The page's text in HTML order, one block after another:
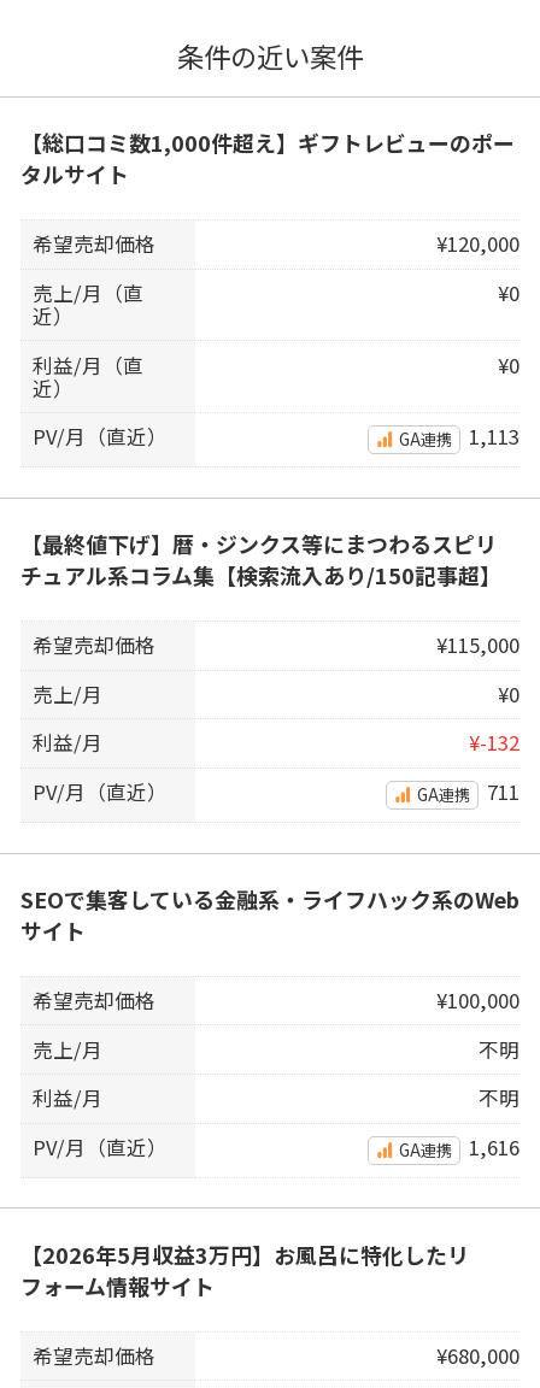
条件の近い案件
【総口コミ数1,000件超え】ギフトレビューのポー
タルサイト
希望売却価格
¥120,000
売上/月（直
近）
¥0
利益/月（直
近）
¥0
PV/月（直近） GA連携 1,113
【最終値下げ】暦・ジンクス等にまつわるスピリ
チュアル系コラム集【検索流入あり/150記事超】
希望売却価格
¥115,000
売上/月
¥0
利益/月
¥-132
PV/月（直近）
GA連携 711
SEOで集客している金融系・ライフハック系のWeb
サイト
希望売却価格
¥100,000
売上/月
不明
利益/月
不明
PV/月（直近）
GA連携 1,616
【2026年5月収益3万円】お風呂に特化したリ
フォーム情報サイト
希望売却価格
¥680,000